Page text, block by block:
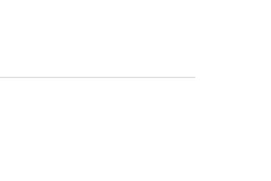
Stemming